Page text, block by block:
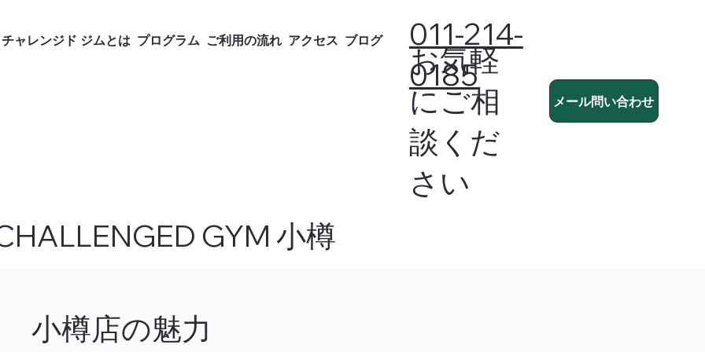
チャレンジド ジムとは プログラム ご利用の流れ アクセス ブログ
011-214-
0185
お気軽
にご相
談くだ
さい
メール問い合わせ
GYM 小樽
小樽店の魅力